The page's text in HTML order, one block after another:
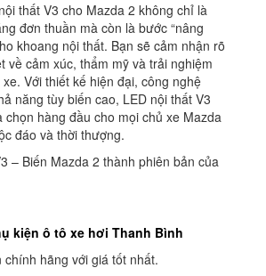
thất V3 cho Mazda 2 không chỉ là
đơn thuần mà còn là bước “nâng
khoang nội thất. Bạn sẽ cảm nhận rõ
về cảm xúc, thẩm mỹ và trải nghiệm
Với thiết kế hiện đại, công nghệ
năng tùy biến cao, LED nội thất V3
hàng đầu cho mọi chủ xe Mazda
đáo và thời thượng.
– Biến Mazda 2 thành phiên bản của
kiện ô tô xe hơi Thanh Bình
chính hãng với giá tốt nhất.